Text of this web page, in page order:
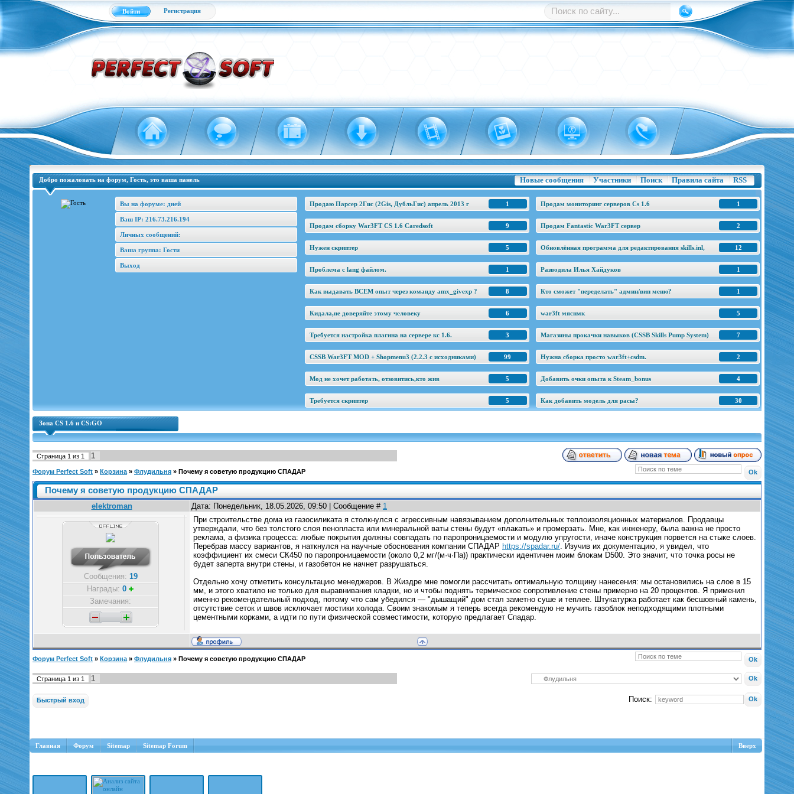
Войти Регистрация
Новые сообщения Участники Поиск Правила сайта RSS
Добро пожаловать на форум, Гость, это ваша панель
Вы на форуме: дней
Ваш IP: 216.73.216.194
Личных сообщений:
Ваша группа: Гости
Выход
1
Продаю Парсер 2Гис (2Gis, ДубльГис) апрель 2013 г 1
Продам мониторинг серверов Cs 1.6
9
Продам сборку War3FT CS 1.6 Caredsoft 2
Продам Fantastic War3FT сервер
5
Нужен скриптер 12
Обновлённая программа для редактирования skills.inl,
1
Проблема с lang файлом. 1
Разводила Илья Хайдуков
8
Как выдавать ВСЕМ опыт через команду amx_givexp ? 1
Кто сможет "переделать" админ/вип меню?
6
Кидала,не доверяйте этому человеку 5
war3ft мяснмк
3
Требуется настройка плагина на сервере кс 1.6. 7
Магазины прокачки навыков (CSSB Skills Pump System)
99
CSSB War3FT MOD + Shopmenu3 (2.2.3 c исходниками) 2
Нужна сборка просто war3ft+csdm.
5
Мод не хочет работать, отзовитись,кто жив 4
Добавить очки опыта к Steam_bonus
5
Требуется скриптер 30
Как добавить модель для расы?
Зона CS 1.6 и CS:GO
Страница 1 из 1 1
Форум Perfect Soft » Корзина » Флудильня » Почему я советую продукцию СПАДАР
Почему я советую продукцию СПАДАР
elektroman Дата: Понедельник, 18.05.2026, 09:50 | Сообщение # 1
Сообщения: 19
Награды: 0
Замечания:
При строительстве дома из газосиликата я столкнулся с агрессивным навязыванием дополнительных теплоизоляционных материалов. Продавцы
утверждали, что без толстого слоя пенопласта или минеральной ваты стены будут «плакать» и промерзать. Мне, как инженеру, была важна не просто
реклама, а физика процесса: любые покрытия должны совпадать по паропроницаемости и модулю упругости, иначе конструкция порвется на стыке слоев.
Перебрав массу вариантов, я наткнулся на научные обоснования компании СПАДАР https://spadar.ru/. Изучив их документацию, я увидел, что
коэффициент их смеси СК450 по паропроницаемости (около 0,2 мг/(м·ч·Па)) практически идентичен моим блокам D500. Это значит, что точка росы не
будет заперта внутри стены, и газобетон не начнет разрушаться.
Отдельно хочу отметить консультацию менеджеров. В Жиздре мне помогли рассчитать оптимальную толщину нанесения: мы остановились на слое в 15
мм, и этого хватило не только для выравнивания кладки, но и чтобы поднять термическое сопротивление стены примерно на 20 процентов. Я применил
именно рекомендательный подход, потому что сам убедился — "дышащий" дом стал заметно суше и теплее. Штукатурка работает как бесшовный камень,
отсутствие сеток и швов исключает мостики холода. Своим знакомым я теперь всегда рекомендую не мучить газоблок неподходящими плотными
цементными корками, а идти по пути физической совместимости, которую предлагает Спадар.
Форум Perfect Soft » Корзина » Флудильня » Почему я советую продукцию СПАДАР
Страница 1 из 1 1
Поиск:
Главная Форум Sitemap Sitemap Forum Вверх